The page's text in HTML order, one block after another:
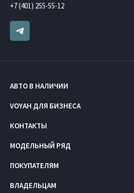
+7 (401) 255-55-12
АВТО В НАЛИЧИИ
VOYAH ДЛЯ БИЗНЕСА
КОНТАКТЫ
МОДЕЛЬНЫЙ РЯД
ПОКУПАТЕЛЯМ
ВЛАДЕЛЬЦАМ